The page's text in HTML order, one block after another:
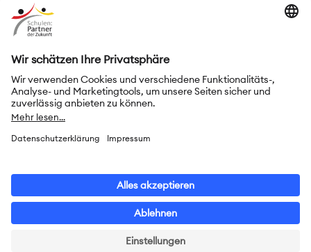
FAQ–Häufige Fragen Kontakt
Nutzungsbedingungen
Datenschutz
Privatsphäre-Einstellungen
Leichte Sprache
Erklärung zur Barrierefreiheit
© 2026 Initiative „Schulen: Partner der Zukunft“ (PASCH)